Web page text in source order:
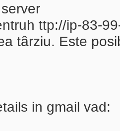
ttp://ip-83-
târziu. Este
in gmail vad: